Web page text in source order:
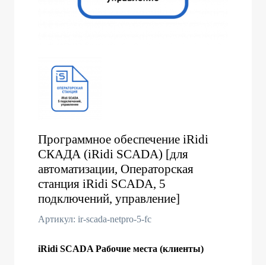
Программное обеспечение iRidi
СКАДА (iRidi SCADA) [для
автоматизации, Операторская
станция iRidi SCADA, 5
подключений, управление]
Артикул: ir-scada-netpro-5-fc
iRidi SCADA Рабочие места (клиенты)